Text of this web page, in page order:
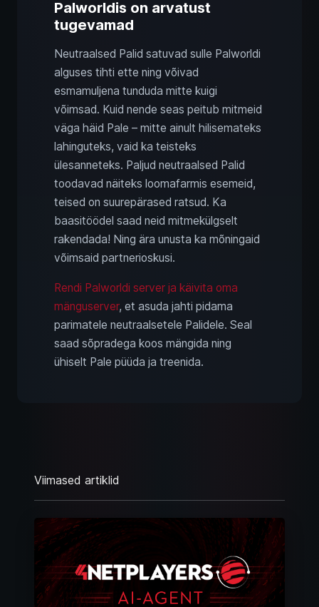
Palworldis on arvatust
tugevamad
Neutraalsed Palid satuvad sulle Palworldi
alguses tihti ette ning võivad
esmamuljena tunduda mitte kuigi
võimsad. Kuid nende seas peitub mitmeid
väga häid Pale – mitte ainult hilisemateks
lahinguteks, vaid ka teisteks
ülesanneteks. Paljud neutraalsed Palid
toodavad näiteks loomafarmis esemeid,
teised on suurepärased ratsud. Ka
baasitöödel saad neid mitmekülgselt
rakendada! Ning ära unusta ka mõningaid
võimsaid partnerioskusi.
Rendi Palworldi server ja käivita oma
mänguserver, et asuda jahti pidama
parimatele neutraalsetele Palidele. Seal
saad sõpradega koos mängida ning
ühiselt Pale püüda ja treenida.
Viimased artiklid